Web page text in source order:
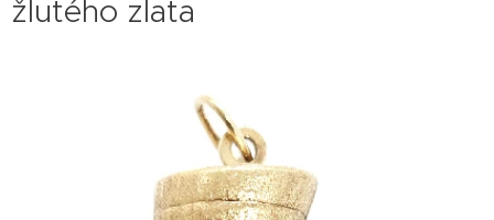
žlutého zlata